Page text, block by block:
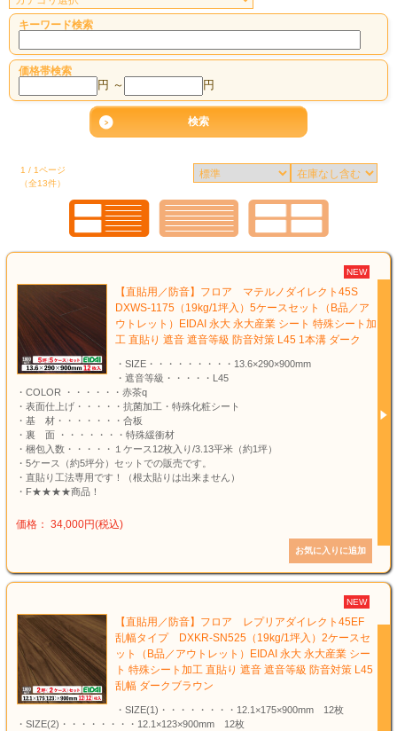
キーワード検索
価格帯検索
円 ～ 円
1 / 1ページ
（全13件）
NEW
【直貼用／防音】フロア マテルノダイレクト45S
DXWS-1175（19kg/1坪入）5ケースセット（B品／ア
ウトレット）EIDAI 永大 永大産業 シート 特殊シート加
工 直貼り 遮音 遮音等級 防音対策 L45 1本溝 ダーク
・SIZE・・・・・・・・・13.6×290×900mm
・遮音等級・・・・・L45
・COLOR ・・・・・・赤茶q
・表面仕上げ・・・・・抗菌加工・特殊化粧シート
・基 材・・・・・・・合板
・裏 面 ・・・・・・・特殊緩衝材
・梱包入数・・・・・１ケース12枚入り/3.13平米（約1坪）
・5ケース（約5坪分）セットでの販売です。
・直貼り工法専用です！（根太貼りは出来ません）
・F★★★★商品！
価格： 34,000円(税込)
NEW
【直貼用／防音】フロア レプリアダイレクト45EF
乱幅タイプ DXKR-SN525（19kg/1坪入）2ケースセ
ット（B品／アウトレット）EIDAI 永大 永大産業 シー
ト 特殊シート加工 直貼り 遮音 遮音等級 防音対策 L45
乱幅 ダークブラウン
・SIZE(1)・・・・・・・・12.1×175×900mm 12枚
・SIZE(2)・・・・・・・・12.1×123×900mm 12枚